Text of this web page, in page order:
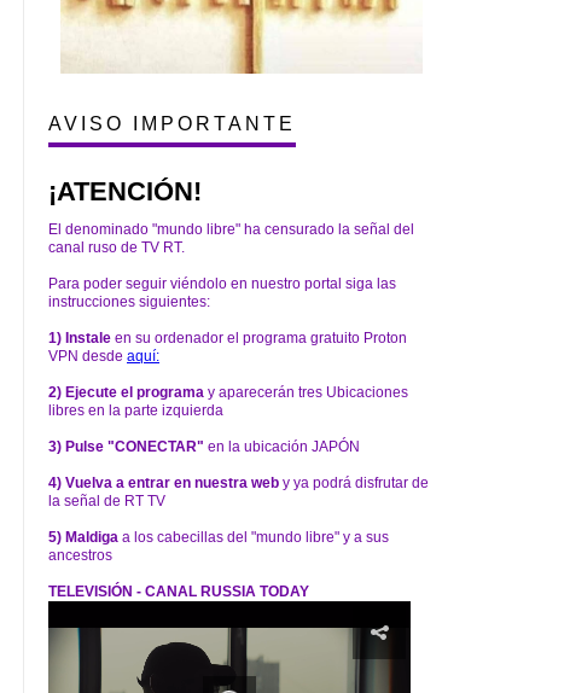
AVISO IMPORTANTE
¡ATENCIÓN!
El denominado "mundo libre" ha censurado la señal del
canal ruso de TV RT.
Para poder seguir viéndolo en nuestro portal siga las
instrucciones siguientes:
1) Instale en su ordenador el programa gratuito Proton
VPN desde aquí:
2) Ejecute el programa y aparecerán tres Ubicaciones
libres en la parte izquierda
3) Pulse "CONECTAR" en la ubicación JAPÓN
4) Vuelva a entrar en nuestra web y ya podrá disfrutar de
la señal de RT TV
5) Maldiga a los cabecillas del "mundo libre" y a sus
ancestros
TELEVISIÓN - CANAL RUSSIA TODAY